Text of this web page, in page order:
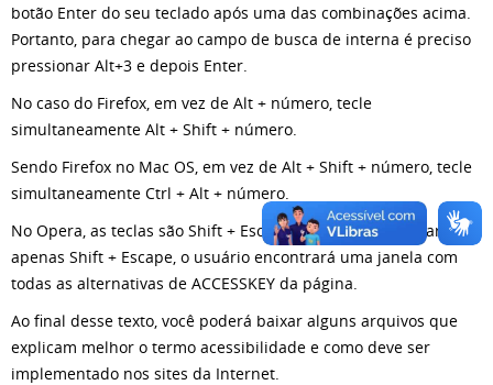
botão Enter do seu teclado após uma das combinações acima.
Portanto, para chegar ao campo de busca de interna é preciso
pressionar Alt+3 e depois Enter.
No caso do Firefox, em vez de Alt + número, tecle
simultaneamente Alt + Shift + número.
Sendo Firefox no Mac OS, em vez de Alt + Shift + número, tecle
simultaneamente Ctrl + Alt + número.
No Opera, as teclas são Shift + Escape + número. Ao teclar
apenas Shift + Escape, o usuário encontrará uma janela com
todas as alternativas de ACCESSKEY da página.
Ao final desse texto, você poderá baixar alguns arquivos que
explicam melhor o termo acessibilidade e como deve ser
implementado nos sites da Internet.